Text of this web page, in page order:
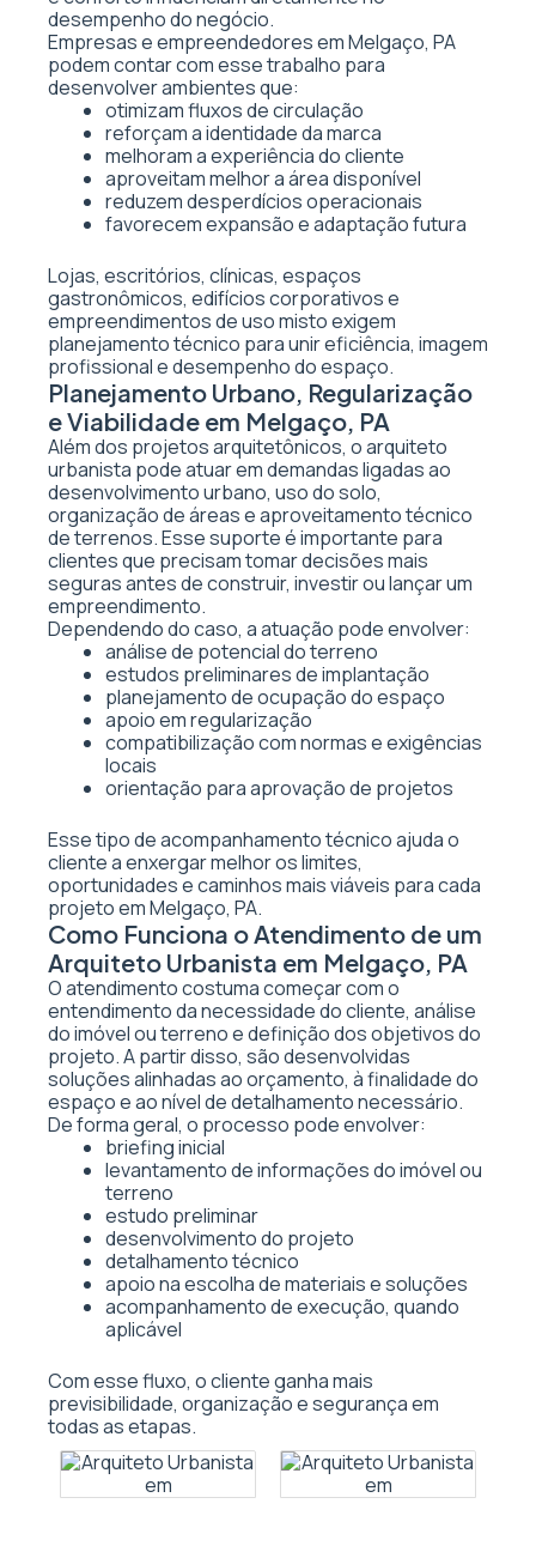
desempenho do negócio.
Empresas e empreendedores em Melgaço, PA
podem contar com esse trabalho para
desenvolver ambientes que:
otimizam fluxos de circulação
reforçam a identidade da marca
melhoram a experiência do cliente
aproveitam melhor a área disponível
reduzem desperdícios operacionais
favorecem expansão e adaptação futura
Lojas, escritórios, clínicas, espaços
gastronômicos, edifícios corporativos e
empreendimentos de uso misto exigem
planejamento técnico para unir eficiência, imagem
profissional e desempenho do espaço.
Planejamento Urbano, Regularização
e Viabilidade em Melgaço, PA
Além dos projetos arquitetônicos, o arquiteto
urbanista pode atuar em demandas ligadas ao
desenvolvimento urbano, uso do solo,
organização de áreas e aproveitamento técnico
de terrenos. Esse suporte é importante para
clientes que precisam tomar decisões mais
seguras antes de construir, investir ou lançar um
empreendimento.
Dependendo do caso, a atuação pode envolver:
análise de potencial do terreno
estudos preliminares de implantação
planejamento de ocupação do espaço
apoio em regularização
compatibilização com normas e exigências
locais
orientação para aprovação de projetos
Esse tipo de acompanhamento técnico ajuda o
cliente a enxergar melhor os limites,
oportunidades e caminhos mais viáveis para cada
projeto em Melgaço, PA.
Como Funciona o Atendimento de um
Arquiteto Urbanista em Melgaço, PA
O atendimento costuma começar com o
entendimento da necessidade do cliente, análise
do imóvel ou terreno e definição dos objetivos do
projeto. A partir disso, são desenvolvidas
soluções alinhadas ao orçamento, à finalidade do
espaço e ao nível de detalhamento necessário.
De forma geral, o processo pode envolver:
briefing inicial
levantamento de informações do imóvel ou
terreno
estudo preliminar
desenvolvimento do projeto
detalhamento técnico
apoio na escolha de materiais e soluções
acompanhamento de execução, quando
aplicável
Com esse fluxo, o cliente ganha mais
previsibilidade, organização e segurança em
todas as etapas.